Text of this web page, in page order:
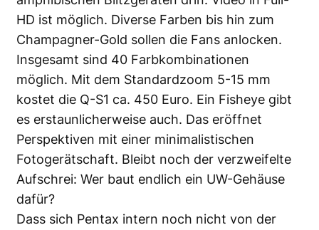
HD ist möglich. Diverse Farben bis hin zum
Champagner-Gold sollen die Fans anlocken.
Insgesamt sind 40 Farbkombinationen
möglich. Mit dem Standardzoom 5-15 mm
kostet die Q-S1 ca. 450 Euro. Ein Fisheye gibt
es erstaunlicherweise auch. Das eröffnet
Perspektiven mit einer minimalistischen
Fotogerätschaft. Bleibt noch der verzweifelte
Aufschrei: Wer baut endlich ein UW-Gehäuse
dafür?
Dass sich Pentax intern noch nicht von der